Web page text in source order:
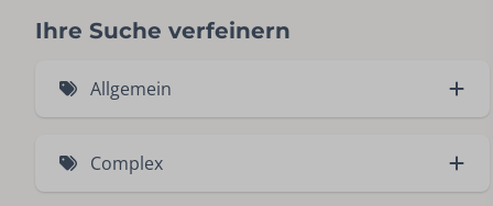
Ihre Suche verfeinern
Allgemein
Kinderfreundlich (41)
Complex